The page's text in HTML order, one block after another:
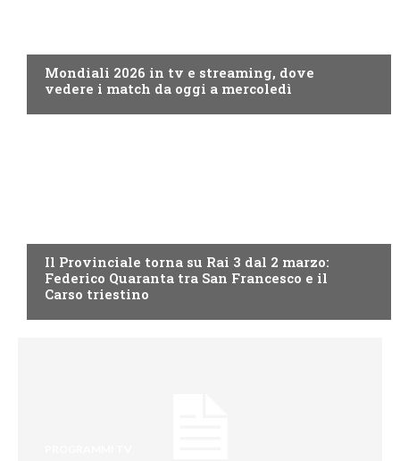
Mondiali 2026 in tv e streaming, dove
vedere i match da oggi a mercoledì
Il Provinciale torna su Rai 3 dal 2 marzo:
Federico Quaranta tra San Francesco e il
Carso triestino